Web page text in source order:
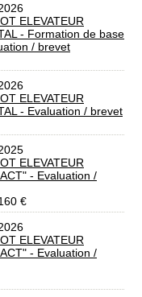
ELEVATEUR
- Formation de base
/ brevet
ELEVATEUR
- Evaluation / brevet
ELEVATEUR
- Evaluation /
€
ELEVATEUR
- Evaluation /